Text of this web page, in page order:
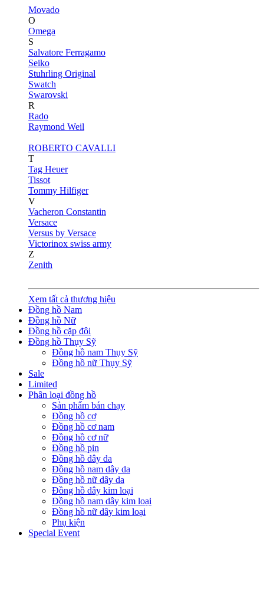
Movado
O
Omega
S
Salvatore Ferragamo
Seiko
Stuhrling Original
Swatch
Swarovski
R
Rado
Raymond Weil
ROBERTO CAVALLI
T
Tag Heuer
Tissot
Tommy Hilfiger
V
Vacheron Constantin
Versace
Versus by Versace
Victorinox swiss army
Z
Zenith
Xem tất cả thương hiệu
Đồng hồ Nam
Đồng hồ Nữ
Đồng hồ cặp đôi
Đồng hồ Thụy Sỹ
Đồng hồ nam Thụy Sỹ
Đồng hồ nữ Thụy Sỹ
Sale
Limited
Phân loại đồng hồ
Sản phẩm bán chạy
Đồng hồ cơ
Đồng hồ cơ nam
Đồng hồ cơ nữ
Đồng hồ pin
Đồng hồ dây da
Đồng hồ nam dây da
Đồng hồ nữ dây da
Đồng hồ dây kim loại
Đồng hồ nam dây kim loại
Đồng hồ nữ dây kim loại
Phụ kiện
Special Event